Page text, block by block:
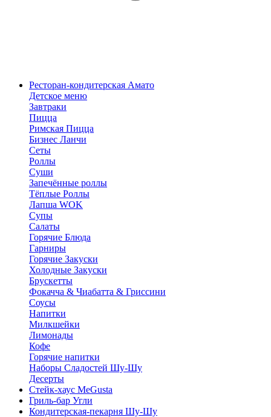
Ресторан-кондитерская Амато
Детское меню
Завтраки
Пицца
Римская Пицца
Бизнес Ланчи
Сеты
Роллы
Суши
Запечённые роллы
Тёплые Роллы
Лапша WOK
Супы
Салаты
Горячие Блюда
Гарниры
Горячие Закуски
Холодные Закуски
Брускетты
Фокачча & Чиабатта & Гриссини
Соусы
Напитки
Милкшейки
Лимонады
Кофе
Горячие напитки
Наборы Сладостей Шу-Шу
Десерты
Стейк-хаус MeGusta
Гриль-бар Угли
Кондитерская-пекарня Шу-Шу